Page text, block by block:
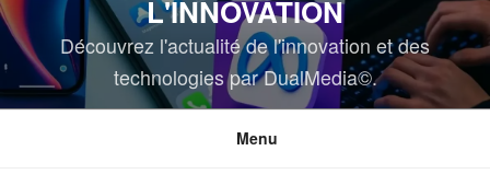
L'INNOVATION
Découvrez l'actualité de l'innovation et des
technologies par DualMedia©.
Menu